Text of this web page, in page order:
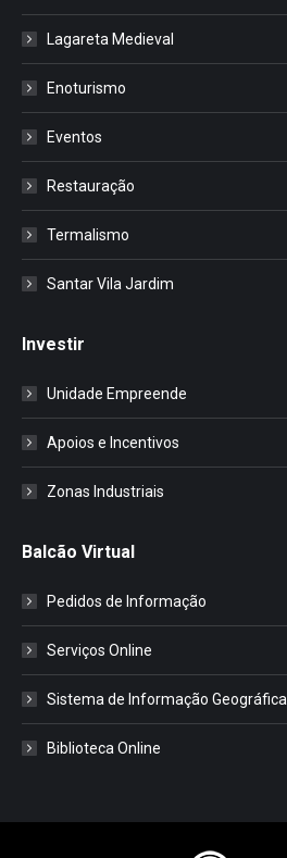
Lagareta Medieval
Enoturismo
Eventos
Restauração
Termalismo
Santar Vila Jardim
Investir
Unidade Empreende
Apoios e Incentivos
Zonas Industriais
Balcão Virtual
Pedidos de Informação
Serviços Online
Sistema de Informação Geográfica
Biblioteca Online